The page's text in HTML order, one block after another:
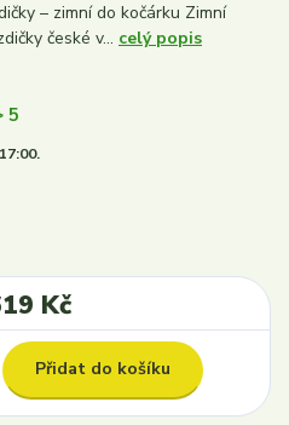
– zimní do kočárku Zimní
české v... celý popis
5
Kč
Přidat do košíku